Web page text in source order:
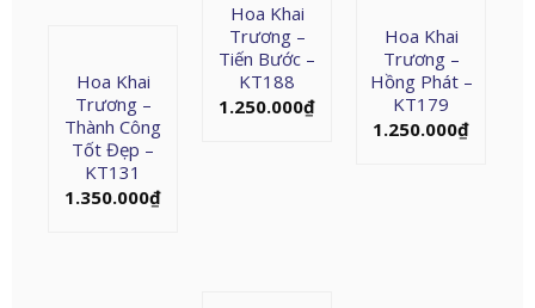
Hoa Khai
Trương –
Tiến Bước –
KT188
1.250.000₫
Hoa Khai
Trương –
Hồng Phát –
KT179
1.250.000₫
Hoa Khai
Trương –
Thành Công
Tốt Đẹp –
KT131
1.350.000₫